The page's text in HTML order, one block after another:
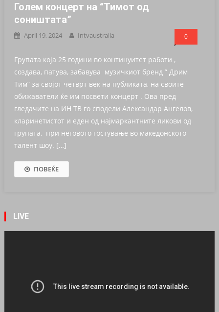
Голем концерт на “Тимот од
соништата”
April 19, 2024 Intvaustralia 0
Групата која 25 години во континуитет работи ,
создава, патува, забавува музичкиот бренд ” Дрим
Тим” за својот четврт век на публиката, на своите
обижаватели ќе им посвети концерт . Ова пред
гледачите на ИН ТВ го сподели Александар Ангелов,
кларинетистот и еден од најмаркантните ликови од
групата, при неговото гостување во македонското
талент шоу. […]
ПОВЕЌЕ
LIVE